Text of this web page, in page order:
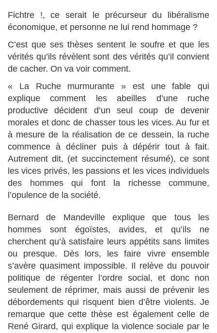
Fichtre !, ce serait le précurseur du libéralisme
économique, et personne ne lui rend hommage ?
C’est que ses thèses sentent le soufre et que les
vérités qu’ils révèlent sont des vérités qu’il convient
de cacher. On va voir comment.
« La Ruche murmurante » est une fable qui
explique comment les abeilles d’une ruche
productive décident d’un seul coup de devenir
morales et donc de chasser tous les vices. Au fur et
à mesure de la réalisation de ce dessein, la ruche
commence à décliner puis à dépérir tout à fait.
Autrement dit, (et succinctement résumé), ce sont
les vices privés, les passions et les vices individuels
des hommes qui font la richesse commune,
l’opulence de la société.
Bernard de Mandeville explique que tous les
hommes sont égoïstes, avides, et qu’ils ne
cherchent qu’à satisfaire leurs appétits sans limites
ou presque. Dès lors, les faire vivre ensemble
s’avère quasiment impossible. Il relève du pouvoir
politique de régenter l’ordre social, et donc non
seulement de réprimer, mais aussi de prévenir les
débordements qui risquent bien d’être violents. Je
remarque que cette thèse est également celle de
René Girard, qui explique la violence sociale par le